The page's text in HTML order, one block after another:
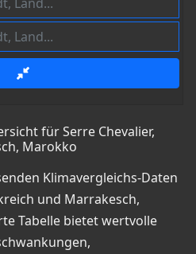
für Serre Chevalier,
Marokko
Klimavergleichs-Daten
und Marrakesch,
Tabelle bietet wertvolle